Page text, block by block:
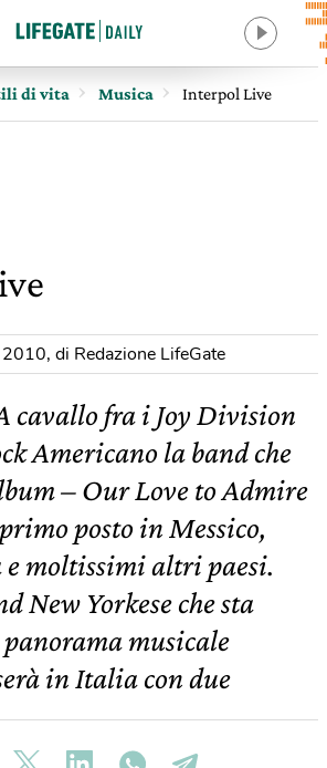
di vita Musica Interpol Live
2010, di Redazione LifeGate
cavallo fra i Joy Division
Americano la band che
– Our Love to Admire
posto in Messico,
e moltissimi altri paesi.
New Yorkese che sta
musicale
in Italia con due